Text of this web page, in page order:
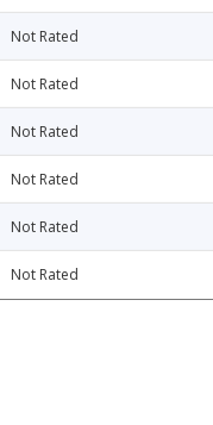
Not Rated
Not Rated
Not Rated
Not Rated
Not Rated
Not Rated